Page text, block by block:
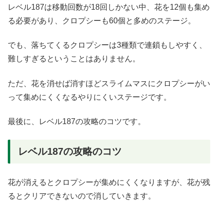
レベル187は移動回数が18回しかない中、花を12個も集め
る必要があり、クロプシーも60個と多めのステージ。
でも、落ちてくるクロプシーは3種類で連鎖もしやすく、
難しすぎるということはありません。
ただ、花を消せば消すほどスライムマスにクロプシーがい
って集めにくくなるやりにくいステージです。
最後に、レベル187の攻略のコツです。
レベル187の攻略のコツ
花が消えるとクロプシーが集めにくくなりますが、花が残
るとクリアできないので消していきます。